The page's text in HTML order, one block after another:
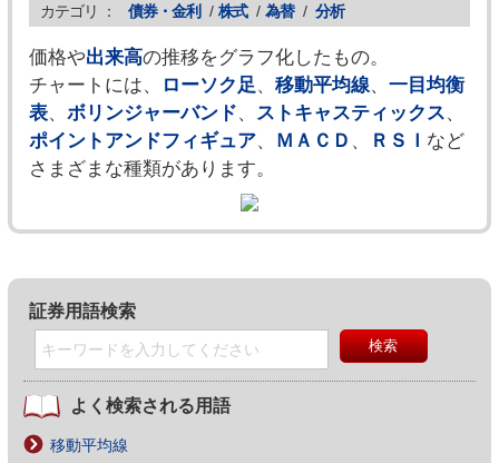
カテゴリ ： 債券・金利 / 株式 / 為替 / 分析
価格や出来高の推移をグラフ化したもの。
チャートには、
ローソク足、 移動平均線、 一目均衡
表、 ボリンジャーバンド、 ストキャスティックス、
ポイントアンドフィギュア、 ＭＡＣＤ 、 ＲＳＩ など
さまざまな種類があります。
証券用語検索
よく検索される用語
移動平均線